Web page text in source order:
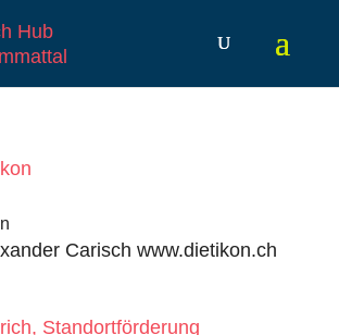
Carisch www.dietikon.ch